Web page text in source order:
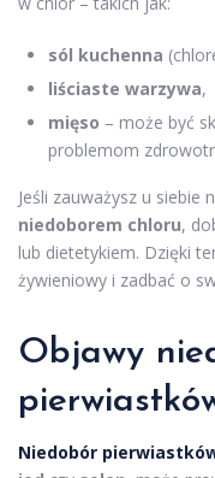
sól kuchenna
liściaste warzywa,
mięso – może być
problemom
Jeśli zauważysz u
niedoborem chloru,
lub dietetykiem. Dzięki
żywieniowy i zadbać o
Objawy
Niedobór